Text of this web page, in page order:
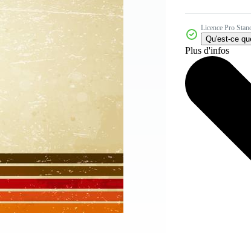
Licence Pro
Qu'est-ce
Plus d'infos